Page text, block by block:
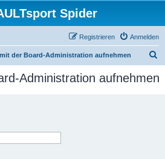
Spider
Anmelden
Registrieren
der Board-Administration aufnehmen
c
Administration aufnehmen